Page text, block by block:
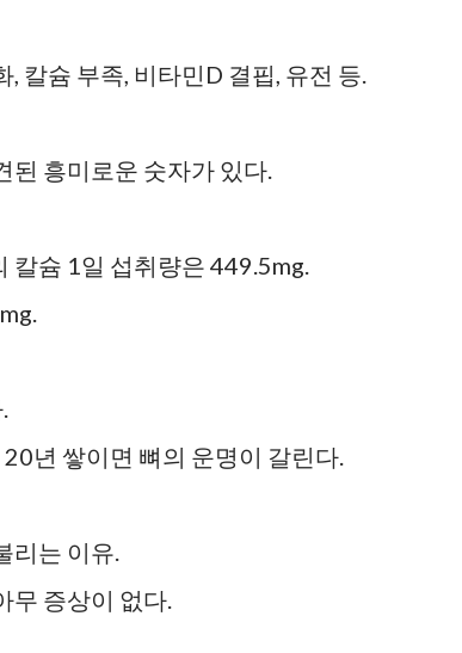
칼슘 부족, 비타민D 결핍, 유전 등.
된 흥미로운 숫자가 있다.
칼슘 1일 섭취량은 449.5mg.
년 쌓이면 뼈의 운명이 갈린다.
리는 이유.
무 증상이 없다.